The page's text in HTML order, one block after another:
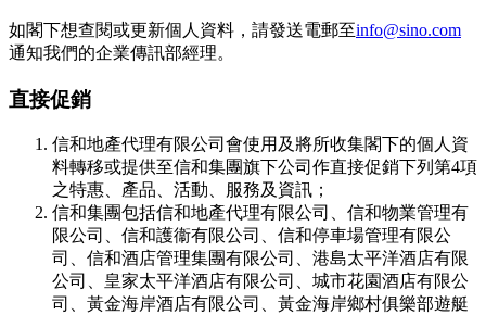
如閣下想查閱或更新個人資料，請發送電郵至info@sino.com
通知我們的企業傳訊部經理。
直接促銷
信和地產代理有限公司會使用及將所收集閣下的個人資
料轉移或提供至信和集團旗下公司作直接促銷下列第4項
之特惠、產品、活動、服務及資訊；
信和集團包括信和地產代理有限公司、信和物業管理有
限公司、信和護衞有限公司、信和停車場管理有限公
司、信和酒店管理集團有限公司、港島太平洋酒店有限
公司、皇家太平洋酒店有限公司、城市花園酒店有限公
司、黃金海岸酒店有限公司、黃金海岸鄉村俱樂部遊艇